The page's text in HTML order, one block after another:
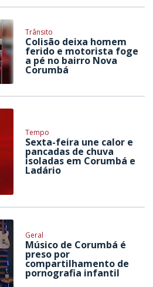
Trânsito
Colisão deixa homem
ferido e motorista foge
a pé no bairro Nova
Corumbá
Tempo
Sexta-feira une calor e
pancadas de chuva
isoladas em Corumbá e
Ladário
Geral
Músico de Corumbá é
preso por
compartilhamento de
pornografia infantil